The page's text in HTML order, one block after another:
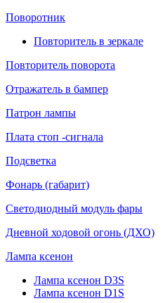
Поворотник
Повторитель в зеркале
Повторитель поворота
Отражатель в бампер
Патрон лампы
Плата стоп -сигнала
Подсветка
Фонарь (габарит)
Светодиодный модуль фары
Дневной ходовой огонь (ДХО)
Лампа ксенон
Лампа ксенон D3S
Лампа ксенон D1S